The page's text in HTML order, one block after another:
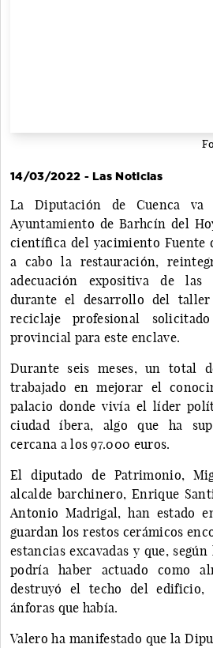
14/03/2022 - Las Noticias
La Diputación de Cuenca
Ayuntamiento de Barhcín del
científica del yacimiento Fuente
a cabo la restauración,
adecuación expositiva de las
durante el desarrollo del
reciclaje profesional
provincial para este enclave.
Durante seis meses, un total
trabajado en mejorar el
palacio donde vivía el líder
ciudad íbera, algo que ha
cercana a los 97.000 euros.
El diputado de Patrimonio,
alcalde barchinero, Enrique
Antonio Madrigal, han estado
guardan los restos cerámicos
estancias excavadas y que,
podría haber actuado como
destruyó el techo del edificio,
ánforas que había.
Valero ha manifestado que la